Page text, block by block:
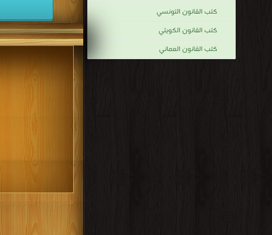
كتب القانون التونسي
كتب القانون الكويتي
كتب القانون العماني
مكتبة تحميل الكتب مجانا